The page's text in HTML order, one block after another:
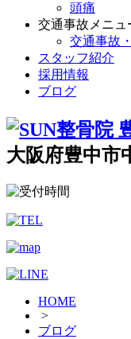
頭痛
交通事故メニュ
交通事故
スタッフ紹介
採用情報
ブログ
大阪府豊中市
HOME
>
ブログ